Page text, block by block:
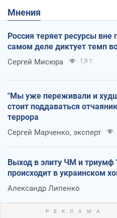
Мнения
Россия теряет ресурсы вне
самом деле диктует темп
Сергей Мисюра 1,9 т.
"Мы уже переживали и
стоит поддаваться
террора
Сергей Марченко, эксперт
Выход в элиту ЧМ и триумф
происходит в украинском
Александр Липенко